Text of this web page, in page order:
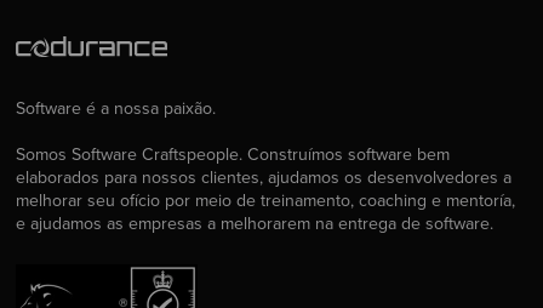
Software é a nossa paixão.
Somos Software Craftspeople. Construímos software bem
elaborados para nossos clientes, ajudamos os desenvolvedores a
melhorar seu ofício por meio de treinamento, coaching e mentoría,
e ajudamos as empresas a melhorarem na entrega de software.